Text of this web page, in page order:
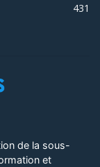
431
de la sous-
et